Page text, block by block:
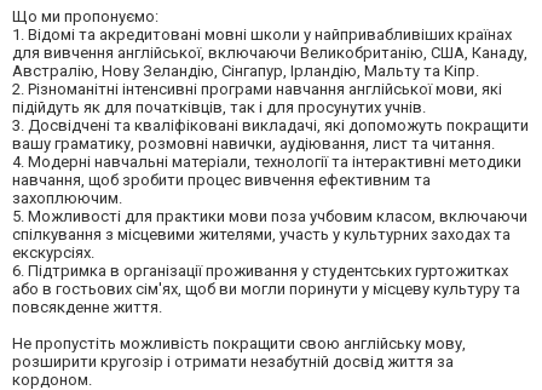
Що ми пропонуємо:
1. Відомі та акредитовані мовні школи у найпривабливіших країнах
для вивчення англійської, включаючи Великобританію, США, Канаду,
Австралію, Нову Зеландію, Сінгапур, Ірландію, Мальту та Кіпр.
2. Різноманітні інтенсивні програми навчання англійської мови, які
підійдуть як для початківців, так і для просунутих учнів.
3. Досвідчені та кваліфіковані викладачі, які допоможуть покращити
вашу граматику, розмовні навички, аудіювання, лист та читання.
4. Модерні навчальні матеріали, технології та інтерактивні методики
навчання, щоб зробити процес вивчення ефективним та
захоплюючим.
5. Можливості для практики мови поза учбовим класом, включаючи
спілкування з місцевими жителями, участь у культурних заходах та
екскурсіях.
6. Підтримка в організації проживання у студентських гуртожитках
або в гостьових сім'ях, щоб ви могли поринути у місцеву культуру та
повсякденне життя.
Не пропустіть можливість покращити свою англійську мову,
розширити кругозір і отримати незабутній досвід життя за
кордоном.